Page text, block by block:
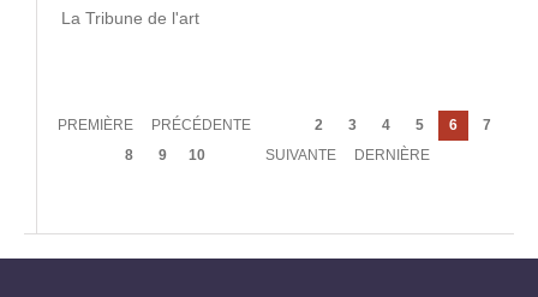
La Tribune de l'art
Pagination
PREMIÈRE
PREMIÈRE
PAGE
PRÉCÉDENTE Page
2 Page
3 Page
4 Page
5
Page
courante
6 Page
7
Page
8 Page
9 Page
10
PAGE
SUIVANTE
DERNIÈRE
DERNIÈRE